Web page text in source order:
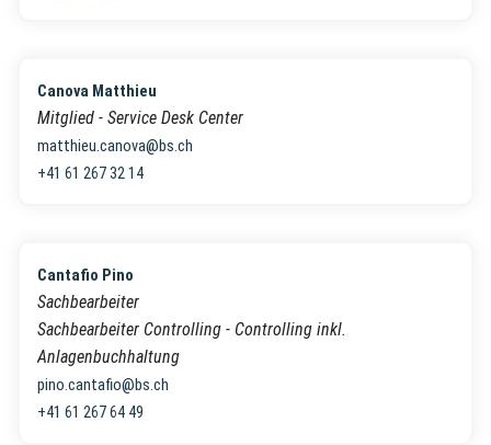
Canova Matthieu
Mitglied - Service Desk Center
matthieu.canova@bs.ch
+41 61 267 32 14
Cantafio Pino
Sachbearbeiter
Sachbearbeiter Controlling - Controlling inkl.
Anlagenbuchhaltung
pino.cantafio@bs.ch
+41 61 267 64 49